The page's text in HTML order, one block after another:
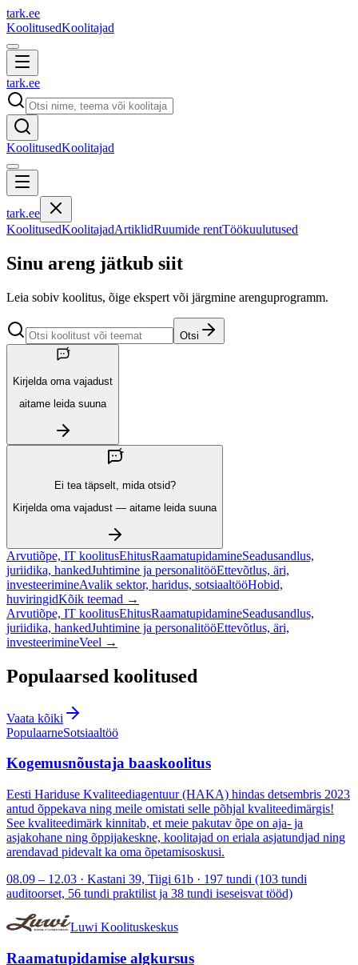
tark.ee
KoolitusedKoolitajad
tark.ee
KoolitusedKoolitajad
tark.ee
KoolitusedKoolitajadArtiklidRuumide rentTöökuulutused
Sinu areng jätkub siit
Leia sobiv koolitus, õige ekspert või järgmine arenguprogramm.
Otsi
Kirjelda oma vajadust
aitame leida suuna
Ei tea täpselt, mida otsid?
Kirjelda oma vajadust — aitame leida suuna
Arvutiõpe, IT koolitusEhitusRaamatupidamineSeadusandlus,
juriidika, hankedJuhtimine ja personalitööEttevõtlus, äri,
investeerimineAvalik sektor, haridus, sotsiaaltööHobid,
huviringidKõik teemad →
Arvutiõpe, IT koolitusEhitusRaamatupidamineSeadusandlus,
juriidika, hankedJuhtimine ja personalitööEttevõtlus, äri,
investeerimineVeel →
Populaarsed koolitused
Vaata kõiki
PopulaarneSotsiaaltöö
Kogemusnõustaja baaskoolitus
Eesti Hariduse Kvaliteediagentuur (HAKA) hindas detsembris 2023
antud õppekava ning meile omistati selle põhjal kvaliteedimärgis!
See kvaliteedimärk kinnitab, et meie pakutav õpe on aja- ja
asjakohane ning õppijakeskne, koolitajad on eriala asjatundjad ning
arendavad pidevalt ka oma õpetamisoskusi.
08.09 – 12.03 · Kastani 39, Tiigi 61b · 197 tundi (103 tundi
auditoorset, 56 tundi praktilist ja 38 tundi iseseisvat tööd)
Luwi Koolituskeskus
Raamatupidamise algkursus